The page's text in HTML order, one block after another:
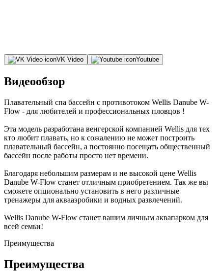
VK Video Youtube
Видеообзор
Плавательный спа бассейн с противотоком Wellis Danube W-
Flow - для любителей и профессиональных пловцов !
Эта модель разработана венгерской компанией Wellis для тех
кто любит плавать, но к сожалению не может построить
плавательный бассейн, а постоянно посещать общественный
бассейн после работы просто нет времени.
Благодаря небольшим размерам и не высокой цене Wellis
Danube W-Flow станет отличным приобретением. Так же вы
сможете опционально установить в него различные
тренажеры для аквааэробики и водных развлечений.
Wellis Danube W-Flow станет вашим личным аквапарком для
всей семьи!
Преимущества
Преимущества